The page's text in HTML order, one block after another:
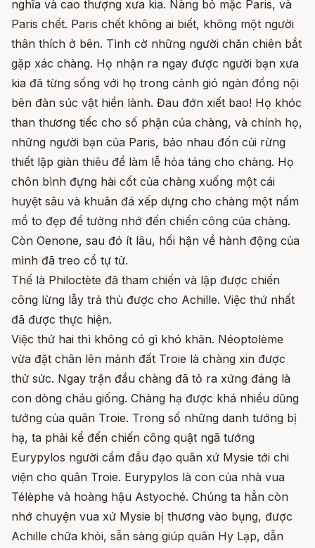
nghĩa và cao thượng xưa kia. Nàng bỏ mặc Paris, và
Paris chết. Paris chết không ai biết, không một người
thân thích ở bên. Tình cờ những người chăn chiên bắt
gặp xác chàng. Họ nhận ra ngay được người bạn xưa
kia đã từng sống với họ trong cảnh gió ngàn đồng nội
bên đàn súc vật hiền lành. Đau đớn xiết bao! Họ khóc
than thương tiếc cho số phận của chàng, và chính họ,
những người bạn của Paris, bảo nhau đốn củi rừng
thiết lập giàn thiêu để làm lễ hỏa táng cho chàng. Họ
chôn bình đựng hài cốt của chàng xuống một cái
huyệt sâu và khuân đá xếp dựng cho chàng một nấm
mồ to đẹp để tưởng nhớ đến chiến công của chàng.
Còn Oenone, sau đó ít lâu, hối hận về hành động của
mình đã treo cổ tự tử.
Thế là Philoctète đã tham chiến và lập được chiến
công lừng lẫy trả thù được cho Achille. Việc thứ nhất
đã được thực hiện.
Việc thứ hai thì không có gì khó khăn. Néoptolème
vừa đặt chân lên mảnh đất Troie là chàng xin được
thử sức. Ngay trận đầu chàng đã tỏ ra xứng đáng là
con dòng cháu giống. Chàng hạ được khá nhiều dũng
tướng của quân Troie. Trong số những danh tướng bị
hạ, ta phải kể đến chiến công quật ngã tướng
Eurypylos người cầm đầu đạo quân xứ Mysie tới chi
viện cho quân Troie. Eurypylos là con của nhà vua
Télèphe và hoàng hậu Astyoché. Chúng ta hẳn còn
nhớ chuyện vua xứ Mysie bị thương vào bụng, được
Achille chữa khỏi, sẵn sàng giúp quân Hy Lạp, dẫn